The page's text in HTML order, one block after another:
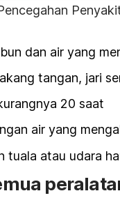
dan air yang
tangan, jari
20 saat
air yang
tuala atau udara